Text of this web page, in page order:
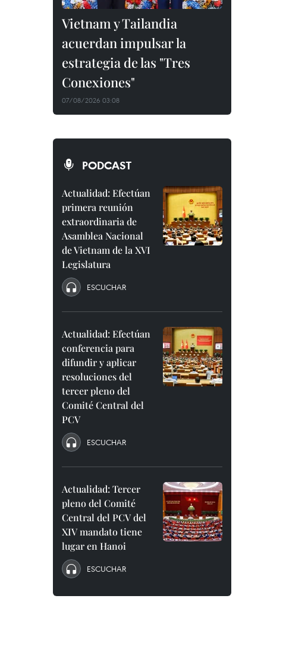
Vietnam y Tailandia
acuerdan impulsar la
estrategia de las "Tres
Conexiones"
07/08/2026 03:08
PODCAST
Actualidad: Efectúan
primera reunión
extraordinaria de
Asamblea Nacional
de Vietnam de la XVI
Legislatura
ESCUCHAR
Actualidad: Efectúan
conferencia para
difundir y aplicar
resoluciones del
tercer pleno del
Comité Central del
PCV
ESCUCHAR
Actualidad: Tercer
pleno del Comité
Central del PCV del
XIV mandato tiene
lugar en Hanoi
ESCUCHAR